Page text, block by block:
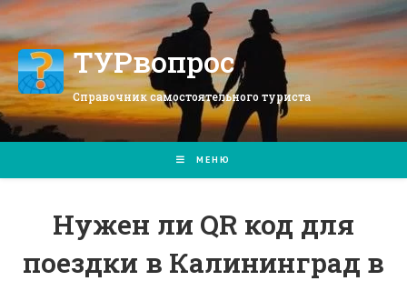
Перейти
к
содержимомуТУРвопрос
Справочник самостоятельного туриста
МЕНЮ
Нужен ли QR код для
поездки в Калининград в